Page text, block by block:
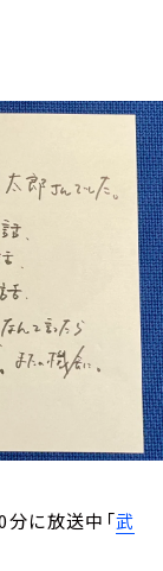
に放送中「武